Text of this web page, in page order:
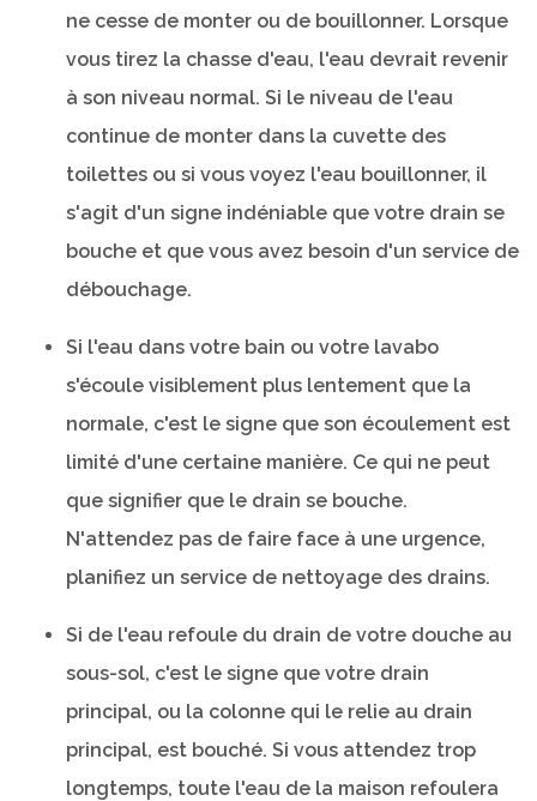
ne cesse de monter ou de bouillonner. Lorsque
vous tirez la chasse d'eau, l'eau devrait revenir
à son niveau normal. Si le niveau de l'eau
continue de monter dans la cuvette des
toilettes ou si vous voyez l'eau bouillonner, il
s'agit d'un signe indéniable que votre drain se
bouche et que vous avez besoin d'un service de
débouchage.
Si l'eau dans votre bain ou votre lavabo
s'écoule visiblement plus lentement que la
normale, c'est le signe que son écoulement est
limité d'une certaine manière. Ce qui ne peut
que signifier que le drain se bouche.
N'attendez pas de faire face à une urgence,
planifiez un service de nettoyage des drains.
Si de l'eau refoule du drain de votre douche au
sous-sol, c'est le signe que votre drain
principal, ou la colonne qui le relie au drain
principal, est bouché. Si vous attendez trop
longtemps, toute l'eau de la maison refoulera